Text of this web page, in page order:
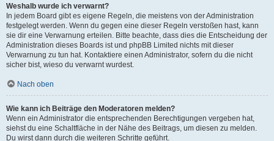
Weshalb wurde ich verwarnt?
In jedem Board gibt es eigene Regeln, die meistens von der Administration
festgelegt werden. Wenn du gegen eine dieser Regeln verstoßen hast, kann
sie dir eine Verwarnung erteilen. Bitte beachte, dass dies die Entscheidung der
Administration dieses Boards ist und phpBB Limited nichts mit dieser
Verwarnung zu tun hat. Kontaktiere einen Administrator, sofern du die nicht
sicher bist, wieso du verwarnt wurdest.
Nach oben
Wie kann ich Beiträge den Moderatoren melden?
Wenn ein Administrator die entsprechenden Berechtigungen vergeben hat,
siehst du eine Schaltfläche in der Nähe des Beitrags, um diesen zu melden.
Du wirst dann durch die weiteren Schritte geführt.